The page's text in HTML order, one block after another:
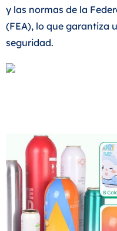
y las normas de la
(FEA), lo que garantiza
seguridad.